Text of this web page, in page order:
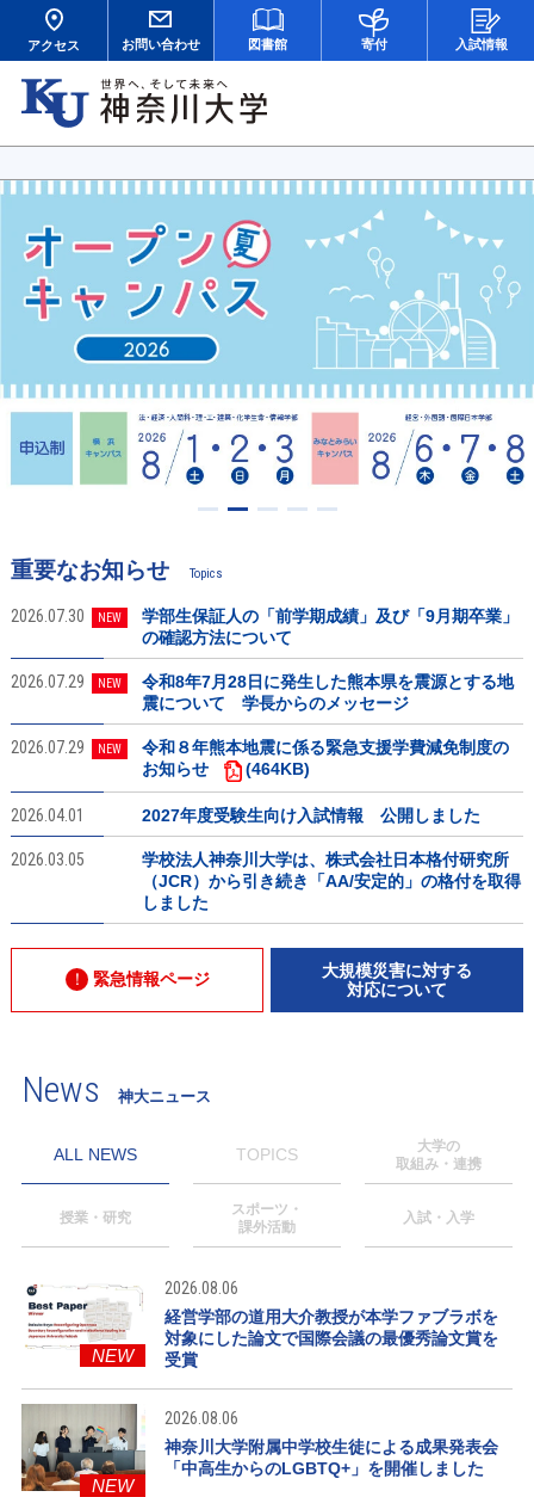
アクセス お問い合わせ 図書館 寄付 入試情報
重要なお知らせ Topics
2026.07.30 NEW
学部生保証人の「前学期成績」及び「9月期卒業」
の確認方法について
2026.07.29 NEW
令和8年7月28日に発生した熊本県を震源とする地
震について 学長からのメッセージ
2026.07.29 NEW
令和８年熊本地震に係る緊急支援学費減免制度の
お知らせ
(464KB)
2026.04.01 2027年度受験生向け入試情報 公開しました
2026.03.05
学校法人神奈川大学は、株式会社日本格付研究所
（JCR）から引き続き「AA/安定的」の格付を取得
しました
緊急情報ページ
大規模災害に対する
対応について
News 神大ニュース
ALL NEWS TOPICS
大学の
取組み・連携
授業・研究
スポーツ・
課外活動
入試・入学
NEW
2026.08.06
経営学部の道用大介教授が本学ファブラボを
対象にした論文で国際会議の最優秀論文賞を
受賞
NEW
2026.08.06
神奈川大学附属中学校生徒による成果発表会
「中高生からのLGBTQ+」を開催しました